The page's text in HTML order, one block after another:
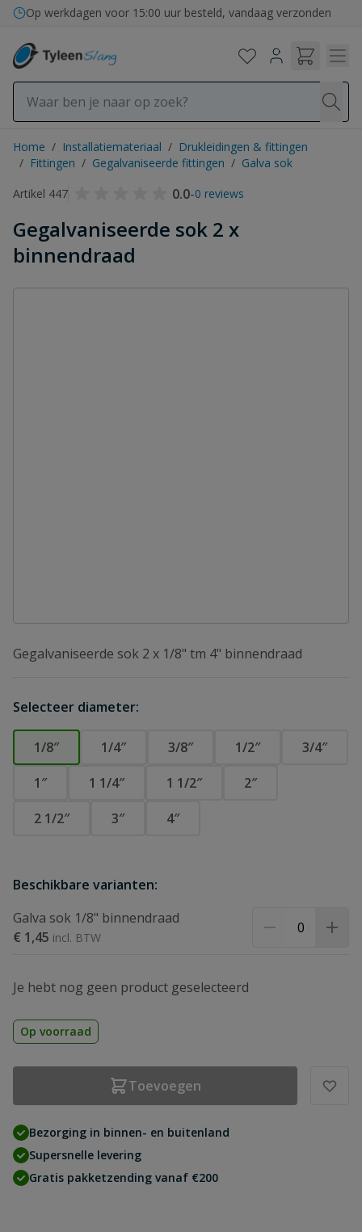
Ga naar de inhoud
Bezorging in binnen- en buitenland
Op werkdagen voor 15:00 uur besteld, vandaag verzonden
Home / Installatiemateriaal / Drukleidingen & fittingen
/ Fittingen / Gegalvaniseerde fittingen / Galva sok
Artikel 447
0.0-0 reviews
Gegalvaniseerde sok 2 x
binnendraad
Gegalvaniseerde sok 2 x 1/8" tm 4" binnendraad
Selecteer diameter:
1/8″ 1/4″ 3/8″ 1/2″
3/4″
1″
1 1/4″ 1 1/2″
2″
2 1/2″
3″ 4″
Beschikbare varianten:
Galva sok 1/8" binnendraad
€ 1,45
Je hebt nog geen product geselecteerd
Op voorraad
Toevoegen
Bezorging in binnen- en buitenland
Supersnelle levering
Gratis pakketzending vanaf €200